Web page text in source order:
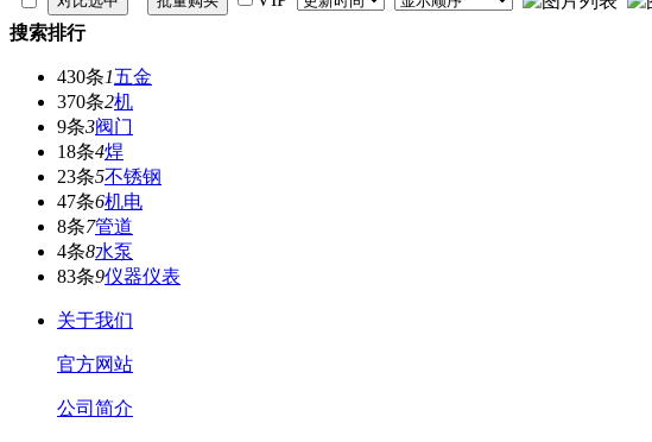
搜索排行
430条1五金
370条2机
9条3阀门
18条4焊
23条5不锈钢
47条6机电
8条7管道
4条8水泵
83条9仪器仪表
关于我们
官方网站
公司简介